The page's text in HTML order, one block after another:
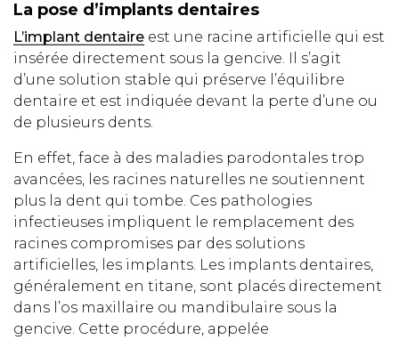
La pose d’implants dentaires
L’implant dentaire est une racine artificielle qui est
insérée directement sous la gencive. Il s’agit
d’une solution stable qui préserve l’équilibre
dentaire et est indiquée devant la perte d’une ou
de plusieurs dents.
En effet, face à des maladies parodontales trop
avancées, les racines naturelles ne soutiennent
plus la dent qui tombe. Ces pathologies
infectieuses impliquent le remplacement des
racines compromises par des solutions
artificielles, les implants. Les implants dentaires,
généralement en titane, sont placés directement
dans l’os maxillaire ou mandibulaire sous la
gencive. Cette procédure, appelée